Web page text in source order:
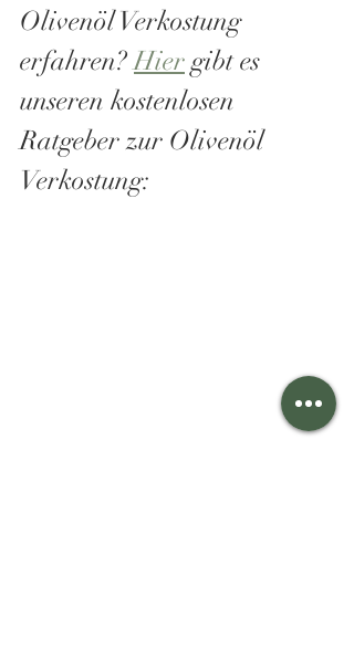
Olivenöl Verkostung
erfahren? Hier gibt es
unseren kostenlosen
Ratgeber zur Olivenöl
Verkostung: